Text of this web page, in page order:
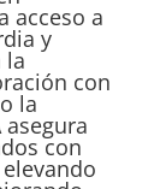
acceso a
y
la
con
la
asegura
con